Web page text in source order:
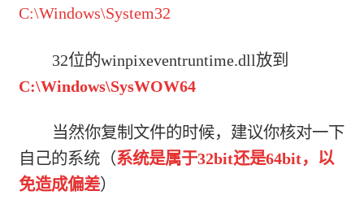
C:\Windows\System32
32位的winpixeventruntime.dll放到
C:\Windows\SysWOW64
当然你复制文件的时候，建议你核对一下
自己的系统（系统是属于32bit还是64bit，以
免造成偏差）